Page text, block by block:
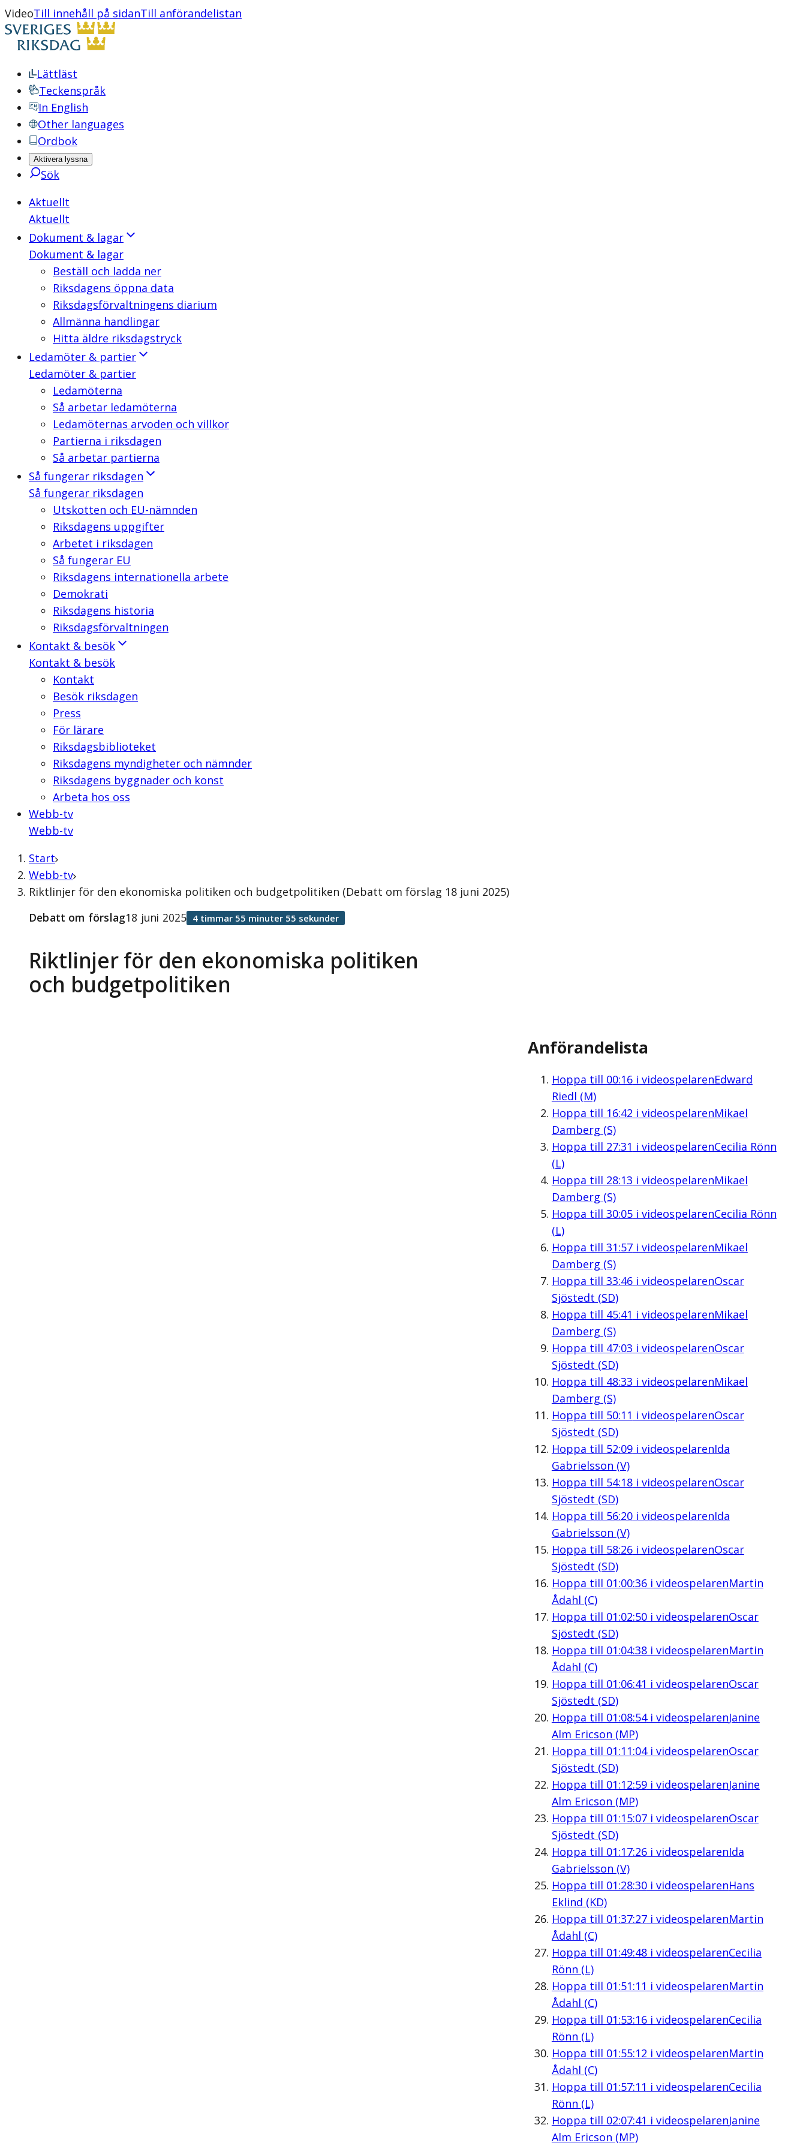
VideoTill innehåll på sidanTill anförandelistan
Lättläst
Teckenspråk
In English
Other languages
Ordbok
Aktivera lyssna
Sök
Aktuellt
Aktuellt
Dokument & lagar
Dokument & lagar
Beställ och ladda ner
Riksdagens öppna data
Riksdagsförvaltningens diarium
Allmänna handlingar
Hitta äldre riksdagstryck
Ledamöter & partier
Ledamöter & partier
Ledamöterna
Så arbetar ledamöterna
Ledamöternas arvoden och villkor
Partierna i riksdagen
Så arbetar partierna
Så fungerar riksdagen
Så fungerar riksdagen
Utskotten och EU-nämnden
Riksdagens uppgifter
Arbetet i riksdagen
Så fungerar EU
Riksdagens internationella arbete
Demokrati
Riksdagens historia
Riksdagsförvaltningen
Kontakt & besök
Kontakt & besök
Kontakt
Besök riksdagen
Press
För lärare
Riksdagsbiblioteket
Riksdagens myndigheter och nämnder
Riksdagens byggnader och konst
Arbeta hos oss
Webb-tv
Webb-tv
Start
Webb-tv
Riktlinjer för den ekonomiska politiken och budgetpolitiken (Debatt om förslag 18 juni 2025)
Riktlinjer för den ekonomiska politiken
och budgetpolitiken
Debatt om förslag18 juni 2025 4 timmar 55 minuter 55 sekunder
Anförandelista
Hoppa till 00:16i videospelarenEdward
Riedl (M)
Hoppa till 16:42 i videospelarenMikael
Damberg (S)
Hoppa till 27:31 i videospelarenCecilia Rönn
(L)
Hoppa till 28:13 i videospelarenMikael
Damberg (S)
Hoppa till 30:05i videospelarenCecilia Rönn
(L)
Hoppa till 31:57i videospelarenMikael
Damberg (S)
Hoppa till 33:46i videospelarenOscar
Sjöstedt (SD)
Hoppa till 45:41 i videospelarenMikael
Damberg (S)
Hoppa till 47:03 i videospelarenOscar
Sjöstedt (SD)
Hoppa till 48:33 i videospelarenMikael
Damberg (S)
Hoppa till 50:11 i videospelarenOscar
Sjöstedt (SD)
Hoppa till 52:09i videospelarenIda
Gabrielsson (V)
Hoppa till 54:18i videospelarenOscar
Sjöstedt (SD)
Hoppa till 56:20i videospelarenIda
Gabrielsson (V)
Hoppa till 58:26i videospelarenOscar
Sjöstedt (SD)
Hoppa till 01:00:36i videospelarenMartin
Ådahl (C)
Hoppa till 01:02:50i videospelarenOscar
Sjöstedt (SD)
Hoppa till 01:04:38i videospelarenMartin
Ådahl (C)
Hoppa till 01:06:41 i videospelarenOscar
Sjöstedt (SD)
Hoppa till 01:08:54i videospelarenJanine
Alm Ericson (MP)
Hoppa till 01:11:04i videospelarenOscar
Sjöstedt (SD)
Hoppa till 01:12:59i videospelarenJanine
Alm Ericson (MP)
Hoppa till 01:15:07i videospelarenOscar
Sjöstedt (SD)
Hoppa till 01:17:26i videospelarenIda
Gabrielsson (V)
Hoppa till 01:28:30i videospelarenHans
Eklind (KD)
Hoppa till 01:37:27i videospelarenMartin
Ådahl (C)
Hoppa till 01:49:48i videospelarenCecilia
Rönn (L)
Hoppa till 01:51:11 i videospelarenMartin
Ådahl (C)
Hoppa till 01:53:16i videospelarenCecilia
Rönn (L)
Hoppa till 01:55:12 i videospelarenMartin
Ådahl (C)
Hoppa till 01:57:11 i videospelarenCecilia
Rönn (L)
Hoppa till 02:07:41 i videospelarenJanine
Alm Ericson (MP)